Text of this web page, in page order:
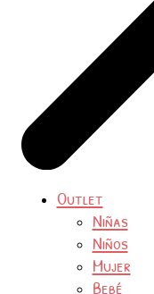
Outlet
Niñas
Niños
Mujer
Bebé